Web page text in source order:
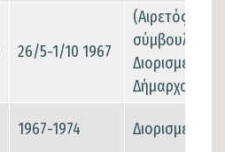
26/5-1/10 1967
(Αιρετός
σύμβουλος-
Διορισμένος
Δήμαρχος)
1967-1974 Διορισμένος